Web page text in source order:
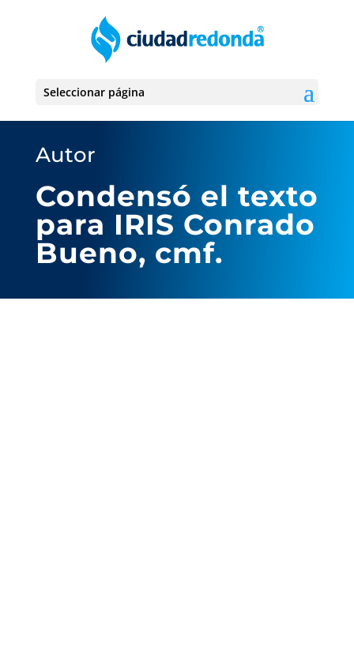
Seleccionar página
Autor
Condensó el texto
para IRIS Conrado
Bueno, cmf.